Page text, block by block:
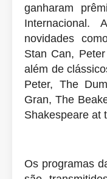
ganharam
Internacional.
novidades
Stan Can,
além de
Peter, The
Gran, The
Shakespeare at
Os programas